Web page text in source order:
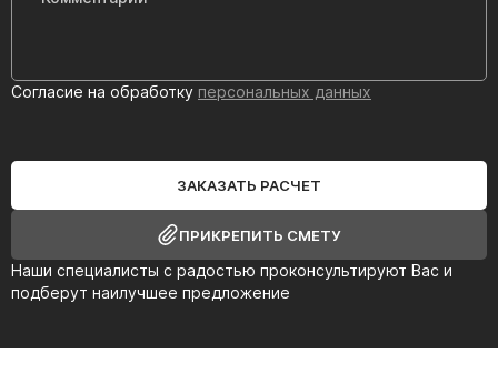
Наши специалисты с радостью проконсультируют Вас и
подберут наилучшее предложение
Согласие на обработку персональных данных
ЗАКАЗАТЬ РАСЧЕТ
ПРИКРЕПИТЬ СМЕТУ